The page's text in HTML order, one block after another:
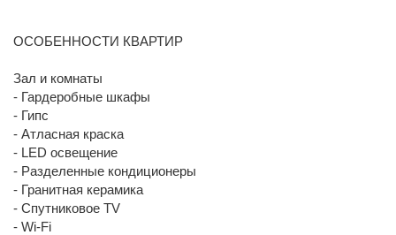
ОСОБЕННОСТИ КВАРТИР
Зал и комнаты
- Гардеробные шкафы
- Гипс
- Атласная краска
- LED oсвещение
- Разделенные кондиционеры
- Гранитная керамика
- Спутниковое TV
- Wi-Fi